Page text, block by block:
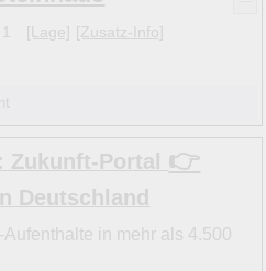
[Lage] [Zusatz-Info]
Zukunft-Portal 👉
Deutschland
in mehr als 4.500
Niveau eines Ortes
ergibt sich aus kind- und
am Gast-Ort.
die aktuell verfügbaren Daten